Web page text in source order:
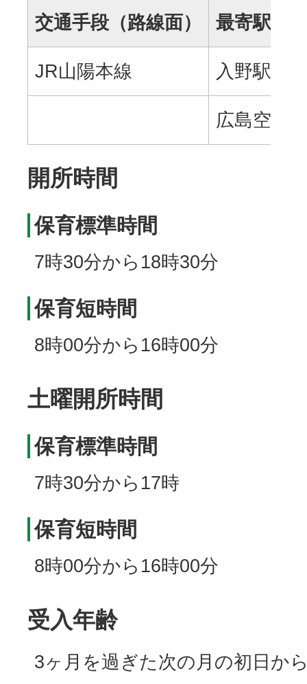
交通手段（路線面）
最寄駅・
JR山陽本線 入野駅
広島空港
開所時間
保育標準時間
7時30分から18時30分
保育短時間
8時00分から16時00分
土曜開所時間
保育標準時間
7時30分から17時
保育短時間
8時00分から16時00分
受入年齢
3ヶ月を過ぎた次の月の初日か